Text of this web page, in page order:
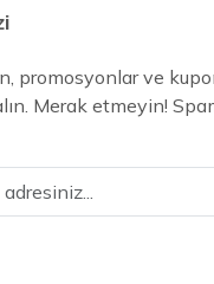
promosyonlar ve
Merak etmeyin!